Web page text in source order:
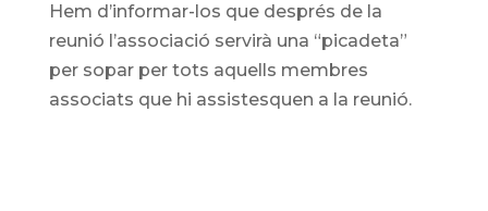
Hem d’informar-los que després de la
reunió l’associació servirà una “picadeta”
per sopar per tots aquells membres
associats que hi assistesquen a la reunió.